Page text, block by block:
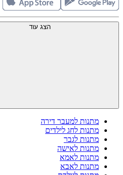
הצג עוד
מתנות למעבר דירה
מתנות לחג לילדים
מתנות לגבר
מתנות לאישה
מתנות לאמא
מתנות לאבא